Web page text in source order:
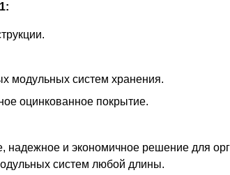
модульных систем хранения.
оцинкованное покрытие.
и экономичное решение для
систем любой длины.